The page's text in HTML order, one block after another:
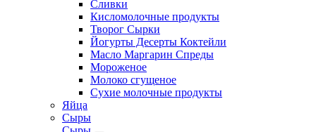
Сливки
Кисломолочные продукты
Творог Сырки
Йогурты Десерты Коктейли
Масло Маргарин Спреды
Мороженое
Молоко сгущеное
Сухие молочные продукты
Яйца
Сыры